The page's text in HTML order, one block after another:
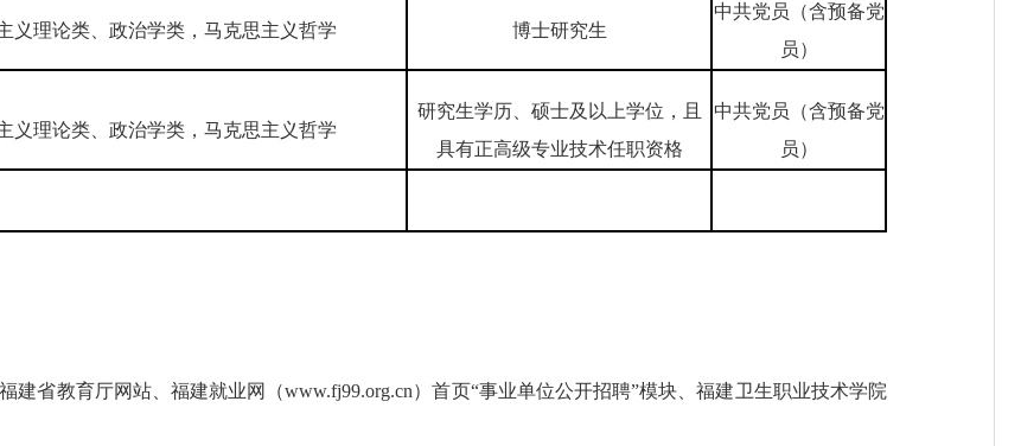
义理论类、政治学类，马克思主义哲学 博士研究生
中共党员（含预备党
员）
义理论类、政治学类，马克思主义哲学
研究生学历、硕士及以上学位，且
具有正高级专业技术任职资格
中共党员（含预备党
员）
建省教育厅网站、福建就业网（www.fj99.org.cn）首页“事业单位公开招聘”模块、福建卫生职业技术学院